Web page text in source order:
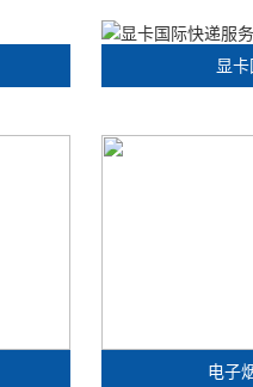
显
电子